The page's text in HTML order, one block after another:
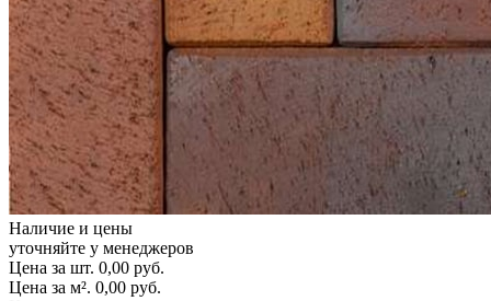
Наличие и цены
уточняйте у менеджеров
Цена за шт. 0,00 руб.
Цена за м². 0,00 руб.